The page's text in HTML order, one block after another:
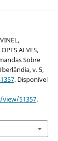
ALVES,
Sobre
v. 5,
. Disponível
51357.